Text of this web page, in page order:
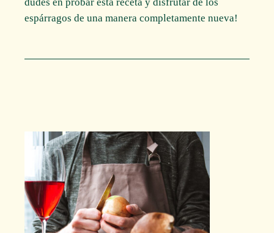
espárragos de una manera completamente nueva!